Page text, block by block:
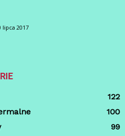
lipca 2017
122
100
99